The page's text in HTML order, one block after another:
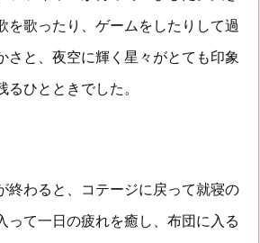
を歌ったり、ゲームをしたりして過
さと、夜空に輝く星々がとても印象
るひとときでした。
終わると、コテージに戻って就寝の
って一日の疲れを癒し、布団に入る